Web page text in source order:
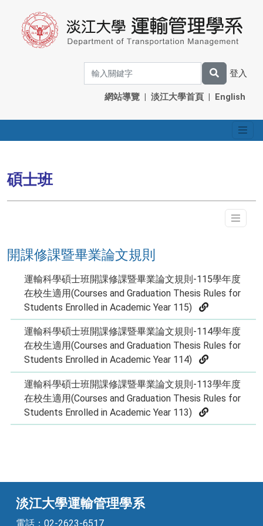
登入
網站導覽 | 淡江大學首頁 | English
碩士班
開課修課暨畢業論文規則
運輸科學碩士班開課修課暨畢業論文規則-115學年度
在校生適用(Courses and Graduation Thesis Rules for
Students Enrolled in Academic Year 115)
運輸科學碩士班開課修課暨畢業論文規則-114學年度
在校生適用(Courses and Graduation Thesis Rules for
Students Enrolled in Academic Year 114)
運輸科學碩士班開課修課暨畢業論文規則-113學年度
在校生適用(Courses and Graduation Thesis Rules for
Students Enrolled in Academic Year 113)
淡江大學運輸管理學系
電話：02-2623-6517